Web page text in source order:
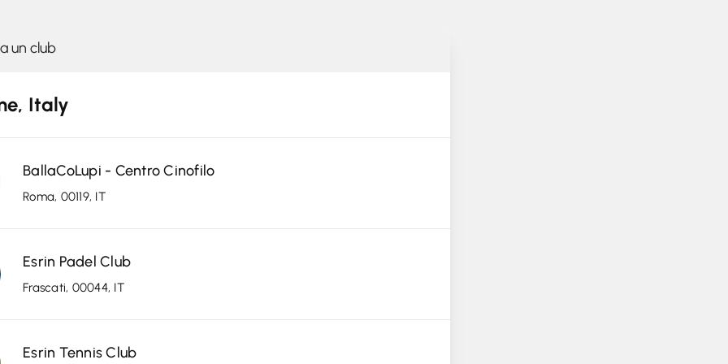
Italy
BallaCoLupi - Centro Cinofilo
Roma, 00119, IT
Esrin Padel Club
Frascati, 00044, IT
Esrin Tennis Club